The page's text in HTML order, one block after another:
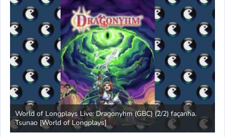
World of Longplays Live: Dragonyhm (GBC) (2/2) façanha.
Tsunao [World of Longplays]